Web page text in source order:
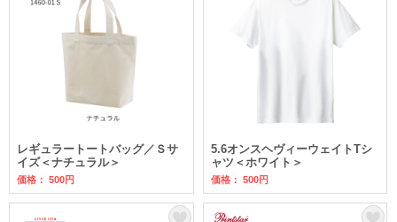
レギュラートートバッグ／Ｓサ
イズ＜ナチュラル＞
価格： 500円
5.6オンスヘヴィーウェイトTシ
ャツ＜ホワイト＞
価格： 500円